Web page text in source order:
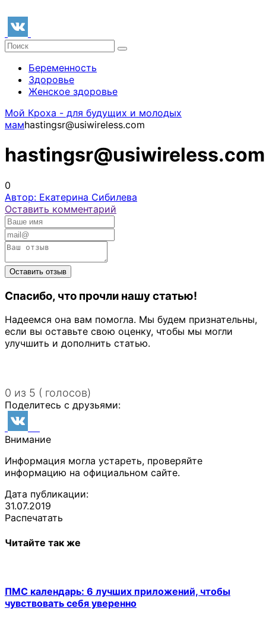
Беременность
Здоровье
Женское здоровье
Мой Кроха - для будущих и молодых
мамhastingsr@usiwireless.com
hastingsr@usiwireless.com
0
Автор: Екатерина Сибилева
Оставить комментарий
Спасибо, что прочли нашу статью!
Надеемся она вам помогла. Мы будем признательны,
если вы оставьте свою оценку, чтобы мы могли
улучшить и дополнить статью.
0 из 5 ( голосов)
Поделитесь с друзьями:
Внимание
Информация могла устареть, проверяйте
информацию на официальном сайте.
Дата публикации:
31.07.2019
Распечатать
Читайте так же
ПМС календарь: 6 лучших приложений, чтобы
чувствовать себя уверенно